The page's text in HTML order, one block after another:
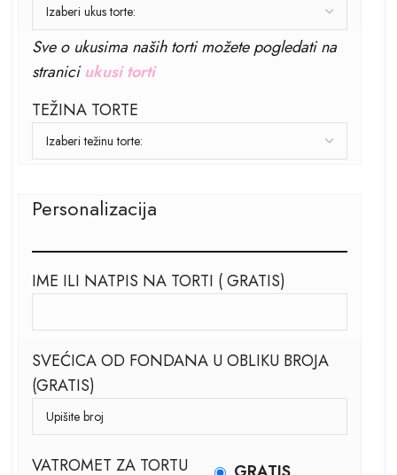
Sve o ukusima naših torti možete pogledati na
straniciukusi torti
TEŽINA TORTE
Personalizacija
IME ILI NATPIS NA TORTI ( GRATIS)
SVEĆICA OD FONDANA U OBLIKU BROJA
(GRATIS)
VATROMET ZA TORTU